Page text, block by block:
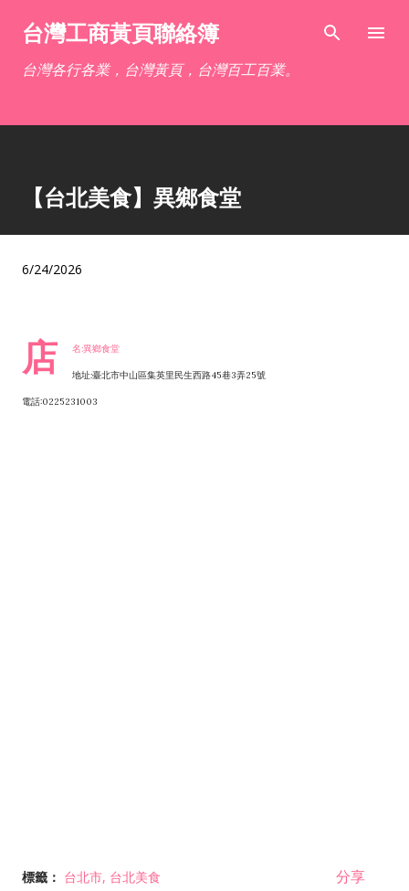
跳到主要內容
台灣工商黃頁聯絡簿
台灣各行各業，台灣黃頁，台灣百工百業。
【台北美食】異鄉食堂
6/24/2026
店 名:異鄉食堂
地址:臺北市中山區集英里民生西路45巷3弄25號
電話:0225231003
標籤： 台北市 台北美食 分享